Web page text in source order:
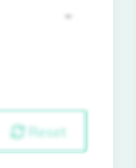
Reset